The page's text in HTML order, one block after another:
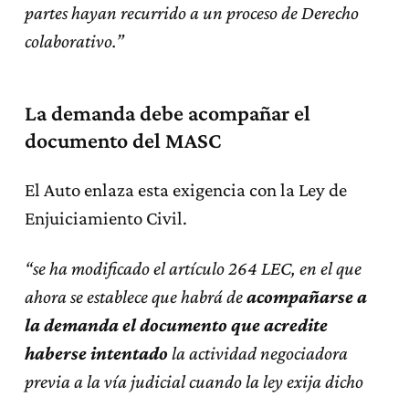
partes hayan recurrido a un proceso de Derecho
colaborativo.”
La demanda debe acompañar el
documento del MASC
El Auto enlaza esta exigencia con la Ley de
Enjuiciamiento Civil.
“se ha modificado el artículo 264 LEC, en el que
ahora se establece que habrá deacompañarse a
la demandael documento que acredite
haberse intentadola actividad negociadora
previa a la vía judicial cuando la ley exija dicho